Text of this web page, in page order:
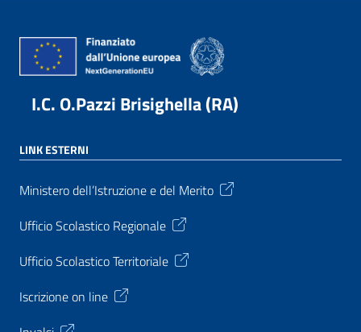
I.C. O.Pazzi Brisighella (RA)
LINK ESTERNI
Ministero dell’Istruzione e del Merito
Ufficio Scolastico Regionale
Ufficio Scolastico Territoriale
Iscrizione on line